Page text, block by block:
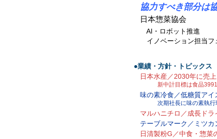
協力すべき部分は
日本惣菜協会
AI・ロボット推進
イノベーション担当フ
●業績・方針・トピックス
日本水産／2030年に売
新中計目標は食品3991
味の素冷食／低糖質ア
次期社長に味の素執行
マルハニチロ／成長ド
テーブルマーク／ミツ
日清製粉G／中食・惣菜